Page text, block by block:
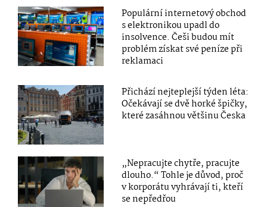
Populární internetový obchod
s elektronikou upadl do
insolvence. Češi budou mít
problém získat své peníze při
reklamaci
Přichází nejteplejší týden léta:
Očekávají se dvě horké špičky,
které zasáhnou většinu Česka
„Nepracujte chytře, pracujte
dlouho.“ Tohle je důvod, proč
v korporátu vyhrávají ti, kteří
se nepředřou